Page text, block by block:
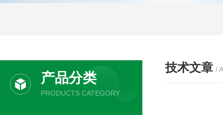
技术文章 /
产品分类
PRODUCTS CATEGORY